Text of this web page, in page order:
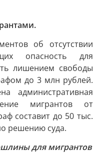
об отсутствии
опасность для
лишением свободы
до 3 млн рублей.
административная
мигрантов от
составит до 50 тыс.
решению суда.
для мигрантов